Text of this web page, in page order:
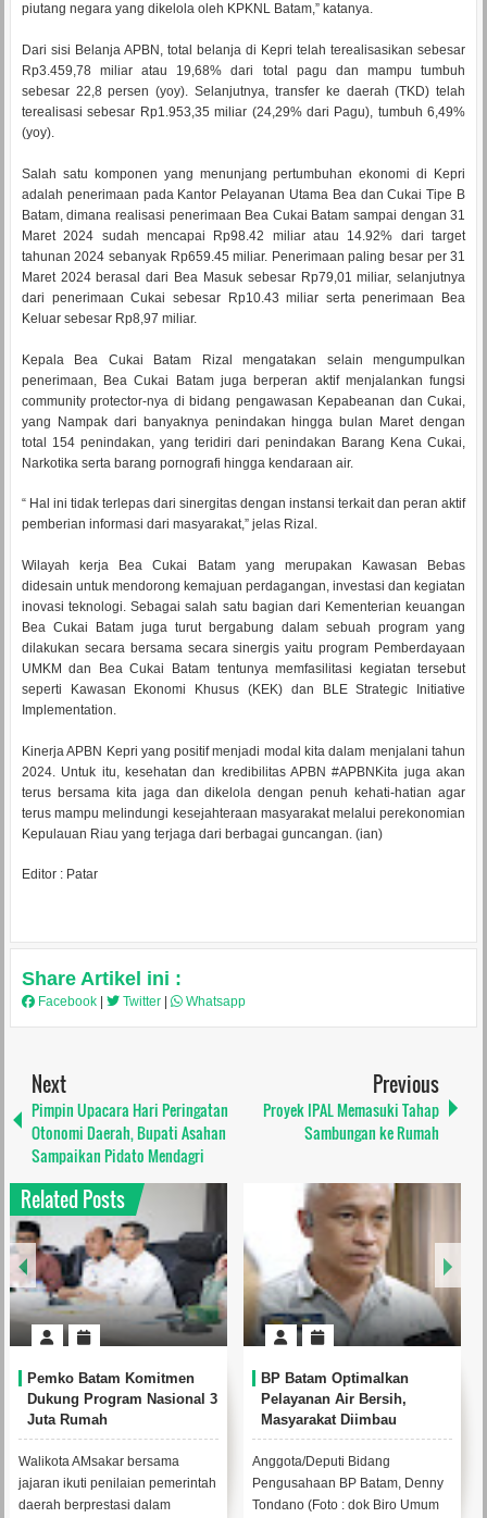
piutang negara yang dikelola oleh KPKNL Batam,” katanya.
Dari sisi Belanja APBN, total belanja di Kepri telah terealisasikan sebesar
Rp3.459,78 miliar atau 19,68% dari total pagu dan mampu tumbuh
sebesar 22,8 persen (yoy). Selanjutnya, transfer ke daerah (TKD) telah
terealisasi sebesar Rp1.953,35 miliar (24,29% dari Pagu), tumbuh 6,49%
(yoy).
Salah satu komponen yang menunjang pertumbuhan ekonomi di Kepri
adalah penerimaan pada Kantor Pelayanan Utama Bea dan Cukai Tipe B
Batam, dimana realisasi penerimaan Bea Cukai Batam sampai dengan 31
Maret 2024 sudah mencapai Rp98.42 miliar atau 14.92% dari target
tahunan 2024 sebanyak Rp659.45 miliar. Penerimaan paling besar per 31
Maret 2024 berasal dari Bea Masuk sebesar Rp79,01 miliar, selanjutnya
dari penerimaan Cukai sebesar Rp10.43 miliar serta penerimaan Bea
Keluar sebesar Rp8,97 miliar.
Kepala Bea Cukai Batam Rizal mengatakan selain mengumpulkan
penerimaan, Bea Cukai Batam juga berperan aktif menjalankan fungsi
community protector-nya di bidang pengawasan Kepabeanan dan Cukai,
yang Nampak dari banyaknya penindakan hingga bulan Maret dengan
total 154 penindakan, yang teridiri dari penindakan Barang Kena Cukai,
Narkotika serta barang pornografi hingga kendaraan air.
“ Hal ini tidak terlepas dari sinergitas dengan instansi terkait dan peran aktif
pemberian informasi dari masyarakat,” jelas Rizal.
Wilayah kerja Bea Cukai Batam yang merupakan Kawasan Bebas
didesain untuk mendorong kemajuan perdagangan, investasi dan kegiatan
inovasi teknologi. Sebagai salah satu bagian dari Kementerian keuangan
Bea Cukai Batam juga turut bergabung dalam sebuah program yang
dilakukan secara bersama secara sinergis yaitu program Pemberdayaan
UMKM dan Bea Cukai Batam tentunya memfasilitasi kegiatan tersebut
seperti Kawasan Ekonomi Khusus (KEK) dan BLE Strategic Initiative
Implementation.
Kinerja APBN Kepri yang positif menjadi modal kita dalam menjalani tahun
2024. Untuk itu, kesehatan dan kredibilitas APBN #APBNKita juga akan
terus bersama kita jaga dan dikelola dengan penuh kehati-hatian agar
terus mampu melindungi kesejahteraan masyarakat melalui perekonomian
Kepulauan Riau yang terjaga dari berbagai guncangan. (ian)
Editor : Patar
Share Artikel ini :
Facebook Twitter Whatsapp
Next
Pimpin Upacara Hari Peringatan
Otonomi Daerah, Bupati Asahan
Sampaikan Pidato Mendagri
Previous
Proyek IPAL Memasuki Tahap
Sambungan ke Rumah
Related Posts
Pemko Batam Komitmen
Dukung Program Nasional 3
Juta Rumah
Walikota AMsakar bersama
jajaran ikuti penilaian pemerintah
daerah berprestasi dalam
BP Batam Optimalkan
Pelayanan Air Bersih,
Masyarakat Diimbau
Gunakan Air Secara Bijak
Anggota/Deputi Bidang
Pengusahaan BP Batam, Denny
Tondano (Foto : dok Biro Umum